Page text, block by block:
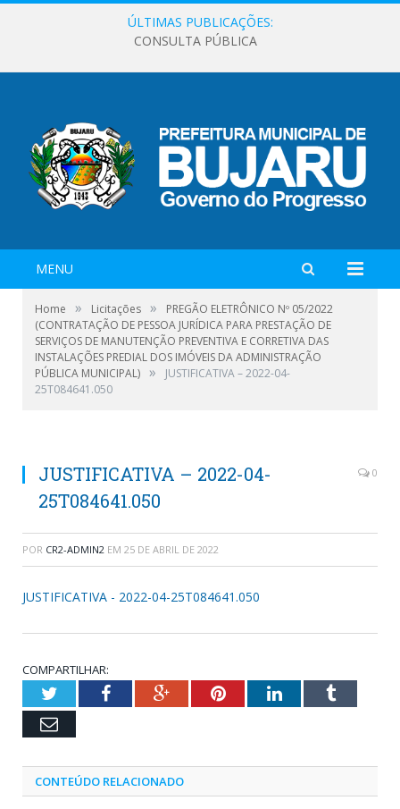
ÚLTIMAS PUBLICAÇÕES:
CONSULTA PÚBLICA
MENU
Home » Licitações »
PREGÃO ELETRÔNICO Nº 05/2022
(CONTRATAÇÃO DE PESSOA JURÍDICA PARA PRESTAÇÃO DE
SERVIÇOS DE MANUTENÇÃO PREVENTIVA E CORRETIVA DAS
INSTALAÇÕES PREDIAL DOS IMÓVEIS DA ADMINISTRAÇÃO
PÚBLICA MUNICIPAL) »
JUSTIFICATIVA – 2022-04-
25T084641.050
JUSTIFICATIVA – 2022-04-
25T084641.050
0
POR CR2-ADMIN2 EM 25 DE ABRIL DE 2022
JUSTIFICATIVA - 2022-04-25T084641.050
COMPARTILHAR:
TwitterFacebookGoogle+PinterestLinkedInTumblr
Email
CONTEÚDO RELACIONADO